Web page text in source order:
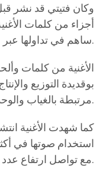
وكان فتيتي قد نشر
أجزاء من كلمات
ساهم في تداولها عبر مواقع التواصل الاجتماعي.
الأغنية من كلمات
بوقديدة التوزيع
مرتبطة بالغياب والوحدة.
كما شهدت الأغنية
مع تواصل ارتفاع عدد مشاهداتها على يوتيوب.